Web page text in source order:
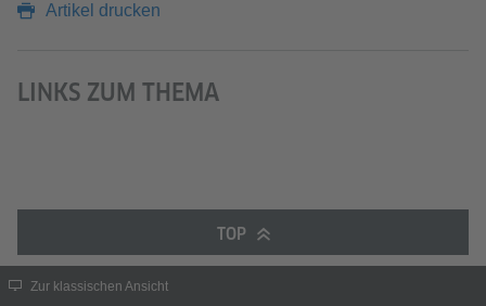
Artikel drucken
LINKS ZUM THEMA
TOP
Zur klassischen Ansicht